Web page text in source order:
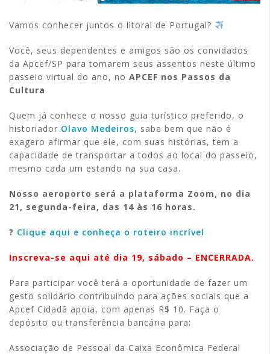
Vamos conhecer juntos o litoral de Portugal?
Você, seus dependentes e amigos são os convidados
da Apcef/SP para tomarem seus assentos neste último
passeio virtual do ano, no APCEF nos Passos da
Cultura.
Quem já conhece o nosso guia turístico preferido, o
historiador Olavo Medeiros, sabe bem que não é
exagero afirmar que ele, com suas histórias, tem a
capacidade de transportar a todos ao local do passeio,
mesmo cada um estando na sua casa.
Nosso aeroporto será a plataforma Zoom, no dia
21, segunda-feira, das 14 às 16 horas.
? Clique aqui e conheça o roteiro incrível
Inscreva-se aqui até dia 19, sábado – ENCERRADA.
Para participar você terá a oportunidade de fazer um
gesto solidário contribuindo para ações sociais que a
Apcef Cidadã apoia, com apenas R$ 10. Faça o
depósito ou transferência bancária para:
Associação de Pessoal da Caixa Econômica Federal